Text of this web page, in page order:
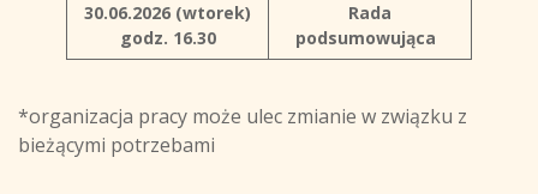
30.06.2026 (wtorek)
godz. 16.30
Rada
podsumowująca
*organizacja pracy może ulec zmianie w związku z
bieżącymi potrzebami